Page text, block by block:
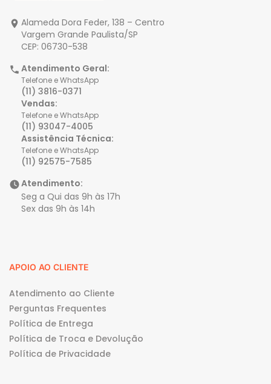
Alameda Dora Feder, 138 – Centro
Vargem Grande Paulista/SP
CEP: 06730-538
Atendimento Geral:
Telefone e WhatsApp
(11) 3816-0371
Vendas:
Telefone e WhatsApp
(11) 93047-4005
Assistência Técnica:
Telefone e WhatsApp
(11) 92575-7585
Atendimento:
Seg a Qui das 9h às 17h
Sex das 9h às 14h
APOIO AO CLIENTE
Atendimento ao Cliente
Perguntas Frequentes
Política de Entrega
Política de Troca e Devolução
Política de Privacidade